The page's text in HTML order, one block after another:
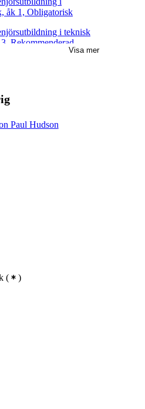
åk 1, Obligatorisk
i teknisk
Rekommenderad
Visa mer
Paul Hudson
( )